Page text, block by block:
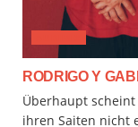
RODRIGO Y
Überhaupt
ihren Saiten nicht